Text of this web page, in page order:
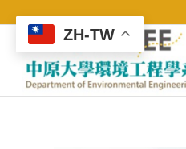
ZH-TW